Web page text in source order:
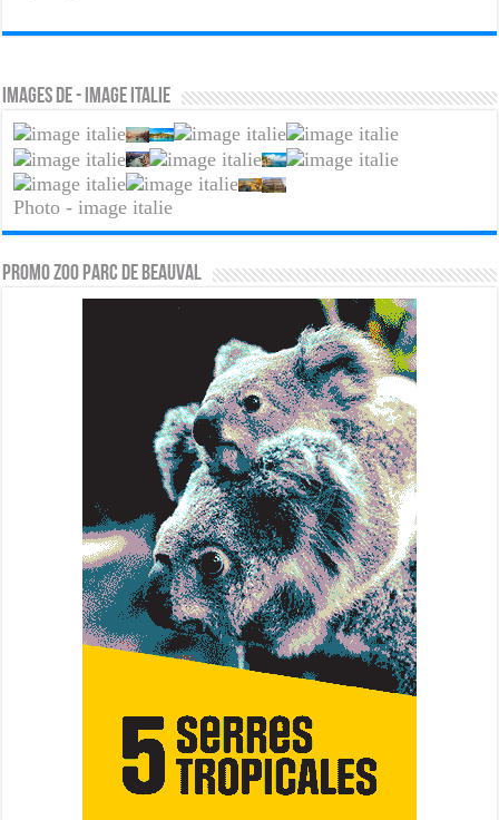
Images de - image italie
Photo - image italie
PROMO ZOO PARC DE BEAUVAL